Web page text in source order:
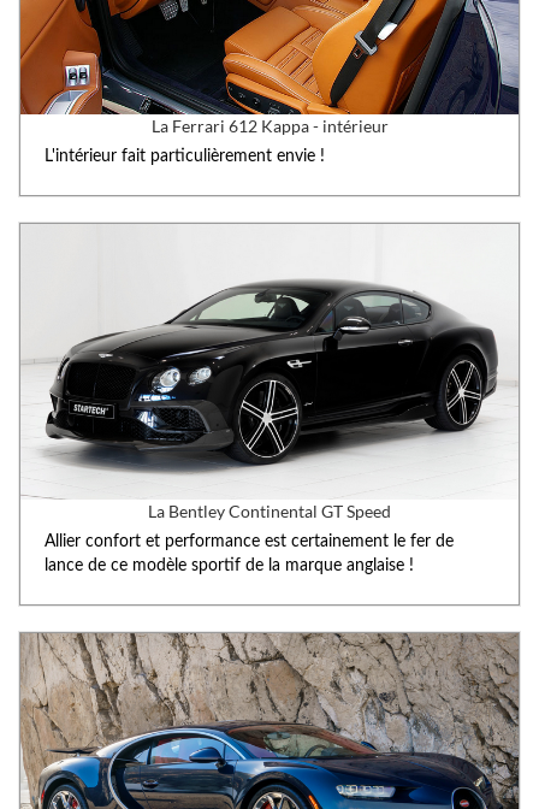
La Ferrari 612 Kappa - intérieur
L'intérieur fait particulièrement envie !
La Bentley Continental GT Speed
Allier confort et performance est certainement le fer de
lance de ce modèle sportif de la marque anglaise !